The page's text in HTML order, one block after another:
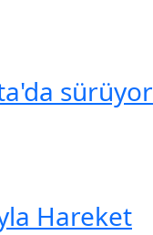
sürüyor
Hareket